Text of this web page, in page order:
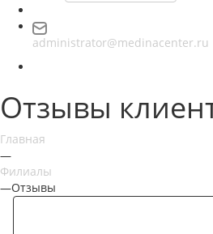
administrator@medinacenter.ru
Отзывы
Главная
—
Филиалы
—Отзывы